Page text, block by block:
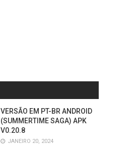
VERSÃO EM PT-BR ANDROID
(SUMMERTIME SAGA) APK
V0.20.8
JANEIRO 20, 2024